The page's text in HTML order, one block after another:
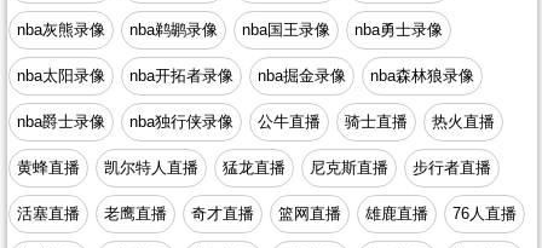
nba灰熊录像 nba鹈鹕录像 nba国王录像 nba勇士录像
nba太阳录像 nba开拓者录像 nba掘金录像 nba森林狼录像
nba爵士录像 nba独行侠录像 公牛直播 骑士直播 热火直播
黄蜂直播 凯尔特人直播 猛龙直播 尼克斯直播 步行者直播
活塞直播 老鹰直播 奇才直播 篮网直播 雄鹿直播 76人直播